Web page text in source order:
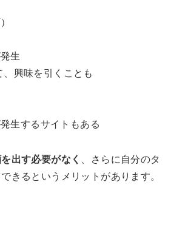
生
、興味を引くことも
生するサイトもある
出す必要がなく 、さらに自分のタ
きるというメリットがあります。